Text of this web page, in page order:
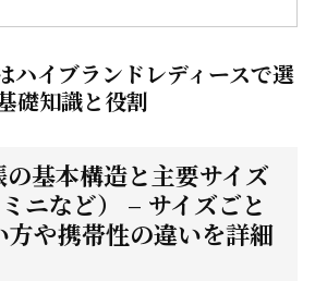
ハイブランドレディースで選
礎知識と役割
の基本構造と主要サイズ
ニなど） – サイズごと
方や携帯性の違いを詳細